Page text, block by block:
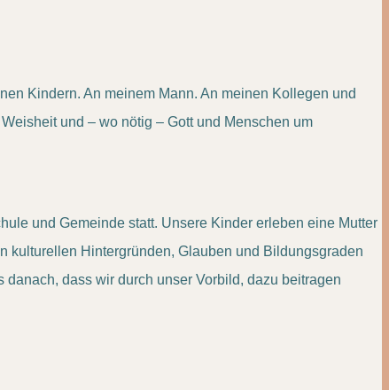
Kindern. An meinem Mann. An meinen Kollegen und
und – wo nötig – Gott und Menschen um
und Gemeinde statt. Unsere Kinder erleben eine Mutter
kulturellen Hintergründen, Glauben und Bildungsgraden
dass wir durch unser Vorbild, dazu beitragen